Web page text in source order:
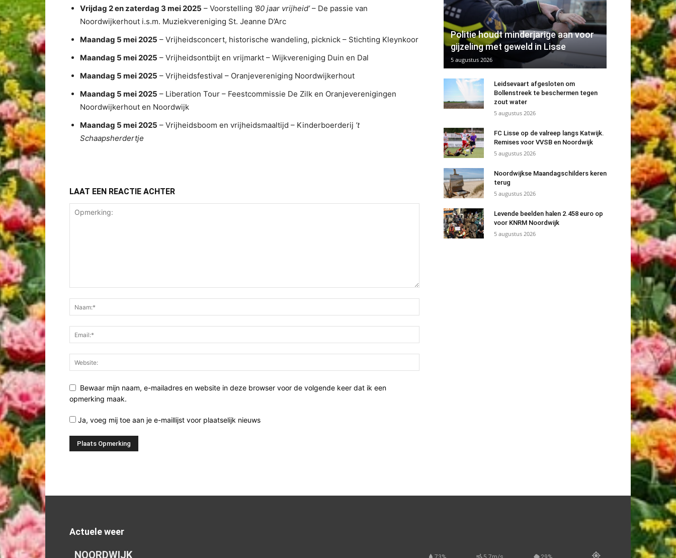
Vrijdag 2 en zaterdag 3 mei 2025 – Voorstelling ’80 jaar vrijheid’– De passie van
Noordwijkerhout i.s.m. Muziekvereniging St. Jeanne D’Arc
Maandag 5 mei 2025 – Vrijheidsconcert, historische wandeling, picknick – Stichting Kleynkoor
Maandag 5 mei 2025 – Vrijheidsontbijt en vrijmarkt – Wijkvereniging Duin en Dal
Maandag 5 mei 2025 – Vrijheidsfestival – Oranjevereniging Noordwijkerhout
Maandag 5 mei 2025 – Liberation Tour – Feestcommissie De Zilk en Oranjeverenigingen
Noordwijkerhout en Noordwijk
Maandag 5 mei 2025 – Vrijheidsboom en vrijheidsmaaltijd – Kinderboerderij ’t
Schaapsherdertje
LAAT EEN REACTIE ACHTER
Bewaar mijn naam, e-mailadres en website in deze browser voor de volgende keer dat ik een
opmerking maak.
Ja, voeg mij toe aan je e-maillijst voor plaatselijk nieuws
Politie houdt minderjarige aan voor
gijzeling met geweld in Lisse
5 augustus 2026
Leidsevaart afgesloten om
Bollenstreek te beschermen tegen
zout water
5 augustus 2026
FC Lisse op de valreep langs Katwijk.
Remises voor VVSB en Noordwijk
5 augustus 2026
Noordwijkse Maandagschilders keren
terug
5 augustus 2026
Levende beelden halen 2.458 euro op
voor KNRM Noordwijk
5 augustus 2026
Actuele weer
NOORDWIJK